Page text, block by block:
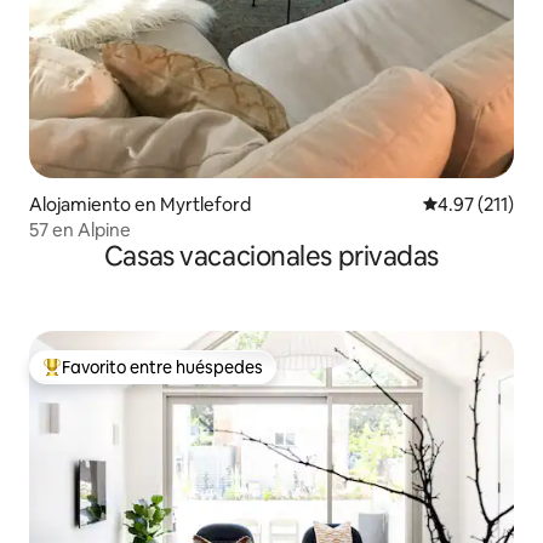
Alojamiento en Myrtleford Calificación
4.97 (211)
57 en Alpine
Casas vacacionales privadas
Favorito entre huéspedes preferido
Favorito entre huéspedes